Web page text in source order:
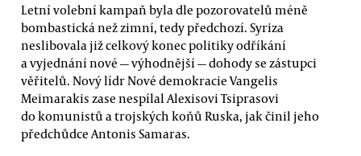
Letní volební kampaň byla dle pozorovatelů méně
bombastická než zimní, tedy předchozí. Syriza
neslibovala již celkový konec politiky odříkání
a vyjednání nové — výhodnější — dohody se zástupci
věřitelů. Nový lídr Nové demokracie Vangelis
Meimarakis zase nespílal Alexisovi Tsiprasovi
do komunistů a trojských koňů Ruska, jak činil jeho
předchůdce Antonis Samaras.